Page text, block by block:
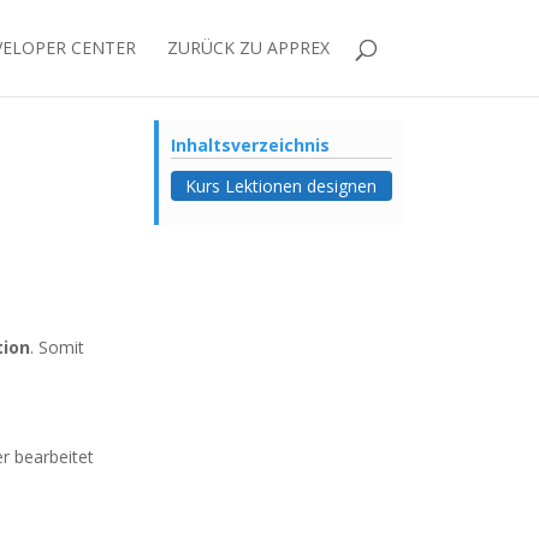
CENTER ZURÜCK ZU APPREX
. Somit
bearbeitet
Inhaltsverzeichnis
Kurs Lektionen designen